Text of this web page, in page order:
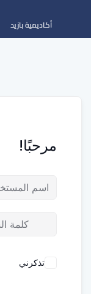
أكاديمية بازيد
مرحبًا!
تذكرني